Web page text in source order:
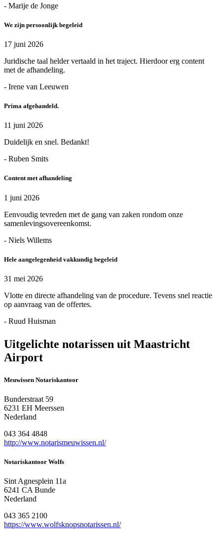
- Marije de Jonge
We zijn persoonlijk begeleid
17 juni 2026
Juridische taal helder vertaald in het traject. Hierdoor erg content
met de afhandeling.
- Irene van Leeuwen
Prima afgehandeld.
11 juni 2026
Duidelijk en snel. Bedankt!
- Ruben Smits
Content met afhandeling
1 juni 2026
Eenvoudig tevreden met de gang van zaken rondom onze
samenlevingsovereenkomst.
- Niels Willems
Hele aangelegenheid vakkundig begeleid
31 mei 2026
Vlotte en directe afhandeling van de procedure. Tevens snel reactie
op aanvraag van de offertes.
- Ruud Huisman
Uitgelichte notarissen uit Maastricht
Airport
Meuwissen Notariskantoor
Bunderstraat 59
6231 EH Meerssen
Nederland
043 364 4848
http://www.notarismeuwissen.nl/
Notariskantoor Wolfs
Sint Agnesplein 11a
6241 CA Bunde
Nederland
043 365 2100
https://www.wolfsknopsnotarissen.nl/